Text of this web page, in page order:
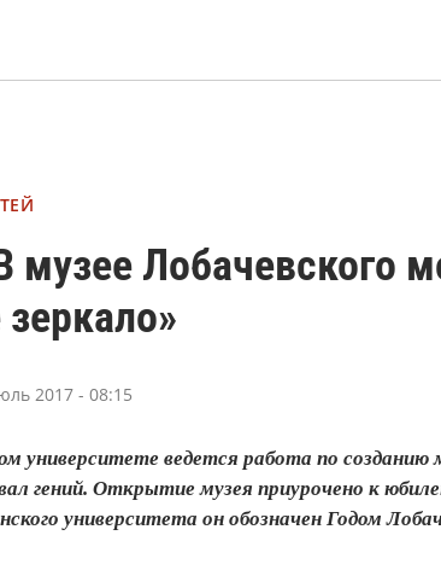
музее Лобачевского
2017 - 08:15
университете ведется работа по
гений. Открытие музея приурочено к
университета он обозначен Годом